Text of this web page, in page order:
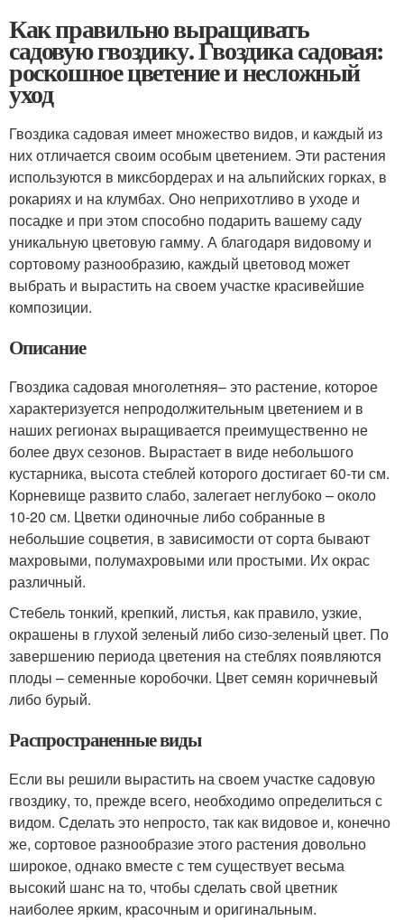
Как правильно выращивать
садовую гвоздику. Гвоздика садовая:
роскошное цветение и несложный
уход
Гвоздика садовая имеет множество видов, и каждый из
них отличается своим особым цветением. Эти растения
используются в миксбордерах и на альпийских горках, в
рокариях и на клумбах. Оно неприхотливо в уходе и
посадке и при этом способно подарить вашему саду
уникальную цветовую гамму. А благодаря видовому и
сортовому разнообразию, каждый цветовод может
выбрать и вырастить на своем участке красивейшие
композиции.
Описание
Гвоздика садовая многолетняя– это растение, которое
характеризуется непродолжительным цветением и в
наших регионах выращивается преимущественно не
более двух сезонов. Вырастает в виде небольшого
кустарника, высота стеблей которого достигает 60-ти см.
Корневище развито слабо, залегает неглубоко – около
10-20 см. Цветки одиночные либо собранные в
небольшие соцветия, в зависимости от сорта бывают
махровыми, полумахровыми или простыми. Их окрас
различный.
Стебель тонкий, крепкий, листья, как правило, узкие,
окрашены в глухой зеленый либо сизо-зеленый цвет. По
завершению периода цветения на стеблях появляются
плоды – семенные коробочки. Цвет семян коричневый
либо бурый.
Распространенные виды
Если вы решили вырастить на своем участке садовую
гвоздику, то, прежде всего, необходимо определиться с
видом. Сделать это непросто, так как видовое и, конечно
же, сортовое разнообразие этого растения довольно
широкое, однако вместе с тем существует весьма
высокий шанс на то, чтобы сделать свой цветник
наиболее ярким, красочным и оригинальным.